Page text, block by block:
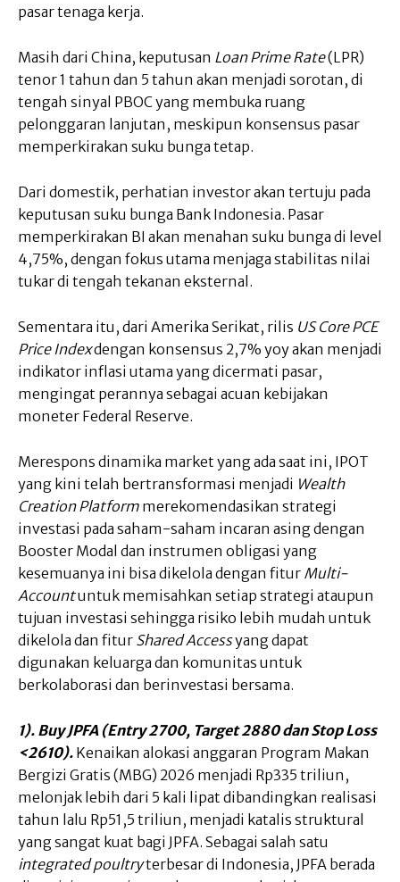
pasar tenaga kerja.
Masih dari China, keputusan Loan Prime Rate(LPR)
tenor 1 tahun dan 5 tahun akan menjadi sorotan, di
tengah sinyal PBOC yang membuka ruang
pelonggaran lanjutan, meskipun konsensus pasar
memperkirakan suku bunga tetap.
Dari domestik, perhatian investor akan tertuju pada
keputusan suku bunga Bank Indonesia. Pasar
memperkirakan BI akan menahan suku bunga di level
4,75%, dengan fokus utama menjaga stabilitas nilai
tukar di tengah tekanan eksternal.
Sementara itu, dari Amerika Serikat, rilis US Core PCE
Price Indexdengan konsensus 2,7% yoy akan menjadi
indikator inflasi utama yang dicermati pasar,
mengingat perannya sebagai acuan kebijakan
moneter Federal Reserve.
Merespons dinamika market yang ada saat ini, IPOT
yang kini telah bertransformasi menjadi Wealth
Creation Platform merekomendasikan strategi
investasi pada saham-saham incaran asing dengan
Booster Modal dan instrumen obligasi yang
kesemuanya ini bisa dikelola dengan fitur Multi-
Accountuntuk memisahkan setiap strategi ataupun
tujuan investasi sehingga risiko lebih mudah untuk
dikelola dan fitur Shared Accessyang dapat
digunakan keluarga dan komunitas untuk
berkolaborasi dan berinvestasi bersama.
1). Buy JPFA (Entry 2700, Target 2880 dan Stop Loss
<2610). Kenaikan alokasi anggaran Program Makan
Bergizi Gratis (MBG) 2026 menjadi Rp335 triliun,
melonjak lebih dari 5 kali lipat dibandingkan realisasi
tahun lalu Rp51,5 triliun, menjadi katalis struktural
yang sangat kuat bagi JPFA. Sebagai salah satu
integrated poultryterbesar di Indonesia, JPFA berada